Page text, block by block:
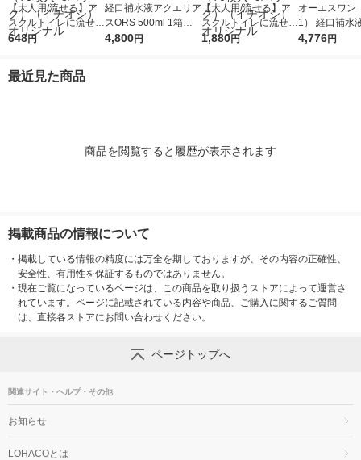
【大人用/流せる】ア
スクルトイレに流せる
やわらかおしりふき 9
オシ） オリジナル
648円
経口補水液アクエリア
スORS 500ml 1箱（2
4本入）
4,800円
【大人用/流せる】ア
スクルトイレに流せる
やわらかおしりふき 9
1,880円
オーエスワン
1） 経口補水
L 1ケース（
4,776円
最近見た商品
商品を閲覧すると履歴が表示されます
掲載商品の情報について
・ 掲載している情報の精度には万全を期しておりますが、その内容の正確性、
安全性、有用性を保証するものではありません。
・ 現在ご覧になっているページは、この商品を取り扱うストアによって運営さ
れています。ページに記載されている内容や商品、ご購入に関するご質問
は、直接各ストアにお問い合わせください。
ページトップへ
関連サイト・ヘルプ・その他
お知らせ
LOHACOとは